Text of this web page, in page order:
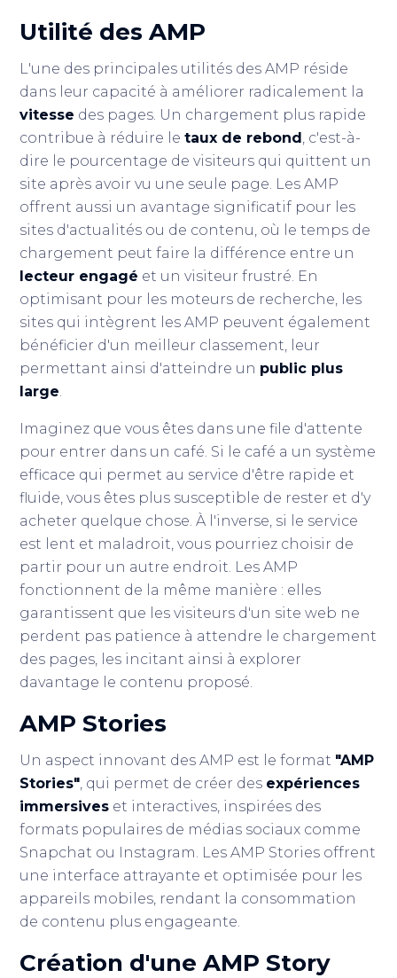
Utilité des AMP
L'une des principales utilités des AMP réside
dans leur capacité à améliorer radicalement la
vitesse des pages. Un chargement plus rapide
contribue à réduire letaux de rebond, c'est-à-
dire le pourcentage de visiteurs qui quittent un
site après avoir vu une seule page. Les AMP
offrent aussi un avantage significatif pour les
sites d'actualités ou de contenu, où le temps de
chargement peut faire la différence entre un
lecteur engagé et un visiteur frustré. En
optimisant pour les moteurs de recherche, les
sites qui intègrent les AMP peuvent également
bénéficier d'un meilleur classement, leur
permettant ainsi d'atteindre un public plus
large.
Imaginez que vous êtes dans une file d'attente
pour entrer dans un café. Si le café a un système
efficace qui permet au service d'être rapide et
fluide, vous êtes plus susceptible de rester et d'y
acheter quelque chose. À l'inverse, si le service
est lent et maladroit, vous pourriez choisir de
partir pour un autre endroit. Les AMP
fonctionnent de la même manière : elles
garantissent que les visiteurs d'un site web ne
perdent pas patience à attendre le chargement
des pages, les incitant ainsi à explorer
davantage le contenu proposé.
AMP Stories
Un aspect innovant des AMP est le format "AMP
Stories", qui permet de créer des expériences
immersives et interactives, inspirées des
formats populaires de médias sociaux comme
Snapchat ou Instagram. Les AMP Stories offrent
une interface attrayante et optimisée pour les
appareils mobiles, rendant la consommation
de contenu plus engageante.
Création d'une AMP Story